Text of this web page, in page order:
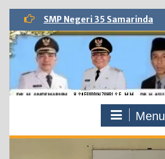
Skip
content
SMP Negeri 35 Samarinda
Menu